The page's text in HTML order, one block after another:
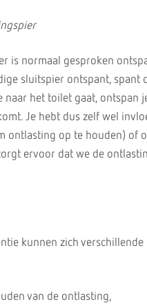
is normaal gesproken
sluitspier ontspant, spant
naar het toilet gaat, ontspan
Je hebt dus zelf wel
ontlasting op te houden) of
ervoor dat we de
kunnen zich
van de ontlasting,